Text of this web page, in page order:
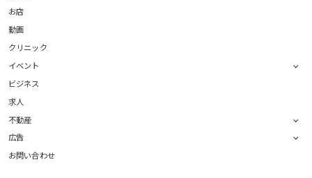
お店
動画
クリニック
イベント
ビジネス
求人
不動産
広告
お問い合わせ